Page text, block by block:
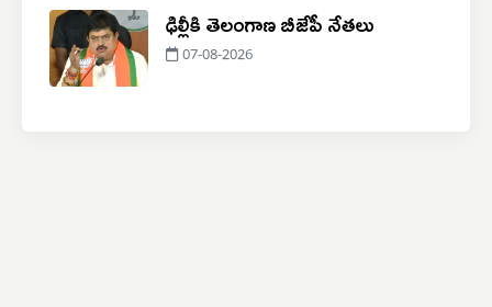
ఢిల్లీకి తెలంగాణ బీజేపీ నేతలు
07-08-2026